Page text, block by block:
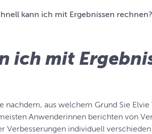
kann ich mit Ergebnissen rechnen?
ich mit
nachdem, aus welchem Grund Sie
Anwenderinnen berichten von
Verbesserungen individuell